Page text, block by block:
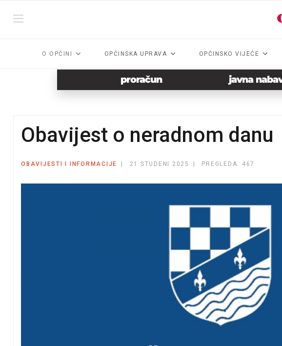
O OPĆINI OPĆINSKA UPRAVA OPĆINSKO VIJEĆE
proračun javna
Obavijest o neradnom danu
OBAVIJESTI I INFORMACIJE 21 STUDENI 2025 PREGLEDA: 467